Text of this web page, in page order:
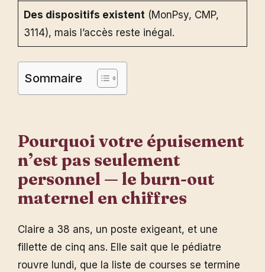
Des dispositifs existent (MonPsy, CMP,
3114), mais l’accès reste inégal.
Sommaire
Pourquoi votre épuisement
n’est pas seulement
personnel — le burn-out
maternel en chiffres
Claire a 38 ans, un poste exigeant, et une
fillette de cinq ans. Elle sait que le pédiatre
rouvre lundi, que la liste de courses se termine